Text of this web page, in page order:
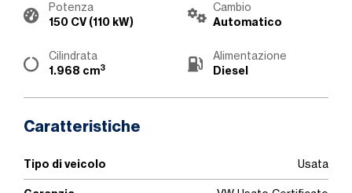
Potenza
150 CV (110 kW)
Cambio
Automatico
Cilindrata
1.968 cm3
Alimentazione
Diesel
Caratteristiche
Tipo di veicolo Usata